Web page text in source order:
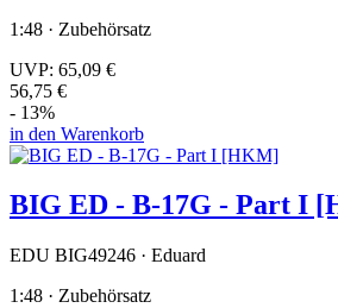
1:48 · Zubehörsatz
UVP: 65,09 €
56,75 €
- 13%
in den Warenkorb
BIG ED - B-17G - Part I
EDU BIG49246 · Eduard
1:48 · Zubehörsatz